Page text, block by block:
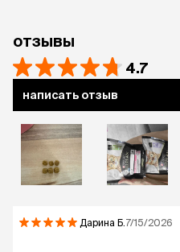
отзывы
4.7
написать отзыв
Дарина Б. 7/15/2026